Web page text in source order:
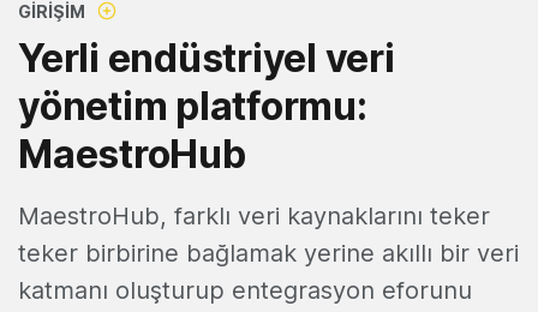
GIRIŞIM
Yerli endüstriyel veri
yönetim platformu:
MaestroHub
MaestroHub, farklı veri kaynaklarını teker
teker birbirine bağlamak yerine akıllı bir veri
katmanı oluşturup entegrasyon eforunu